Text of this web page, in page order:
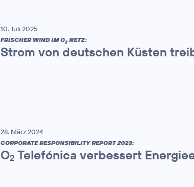
10. Juli 2025
FRISCHER WIND IM O2 NETZ:
Strom von deutschen Küsten
28. März 2024
CORPORATE RESPONSIBILITY REPORT 2023:
O2 Telefónica verbessert